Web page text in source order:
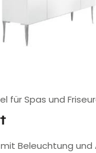
für Spas und
mit Beleuchtung